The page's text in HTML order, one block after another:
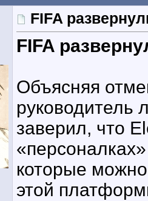
FIFA
FIFA
Объясняя
руководитель
заверил, что
которые
этой